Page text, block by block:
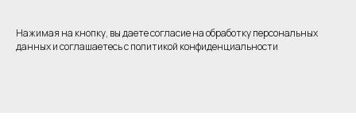
Нажимая на кнопку, вы даете согласие на обработку персональных
данных и соглашаетесь c политикой конфиденциальности